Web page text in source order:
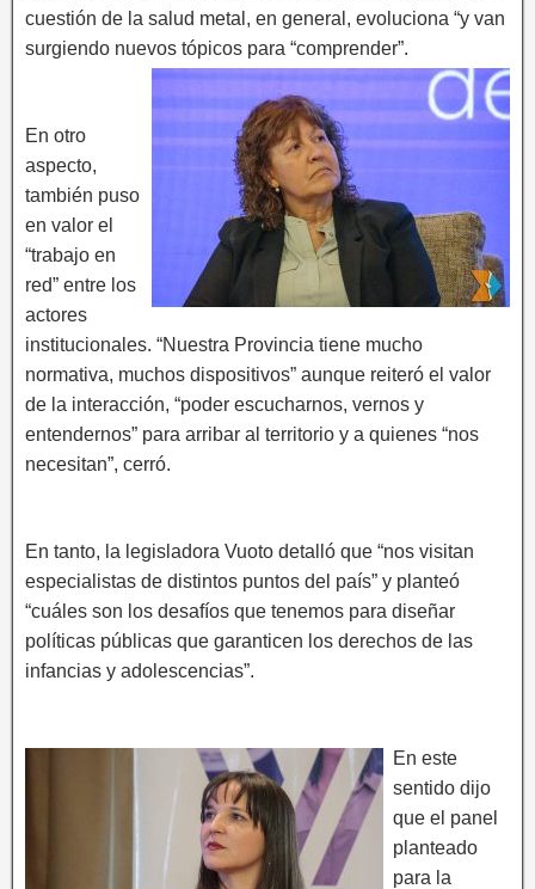
cuestión de la salud metal, en general, evoluciona “y van
surgiendo nuevos tópicos para “comprender”.
En otro
aspecto,
también puso
en valor el
“trabajo en
red” entre los
actores
institucionales. “Nuestra Provincia tiene mucho
normativa, muchos dispositivos” aunque reiteró el valor
de la interacción, “poder escucharnos, vernos y
entendernos” para arribar al territorio y a quienes “nos
necesitan”, cerró.
En tanto, la legisladora Vuoto detalló que “nos visitan
especialistas de distintos puntos del país” y planteó
“cuáles son los desafíos que tenemos para diseñar
políticas públicas que garanticen los derechos de las
infancias y adolescencias”.
En este
sentido dijo
que el panel
planteado
para la